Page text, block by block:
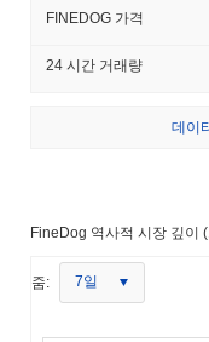
FINEDOG 가격
24 시간 거래량
데이
FineDog 역사적 시장 깊이
줌: 7일